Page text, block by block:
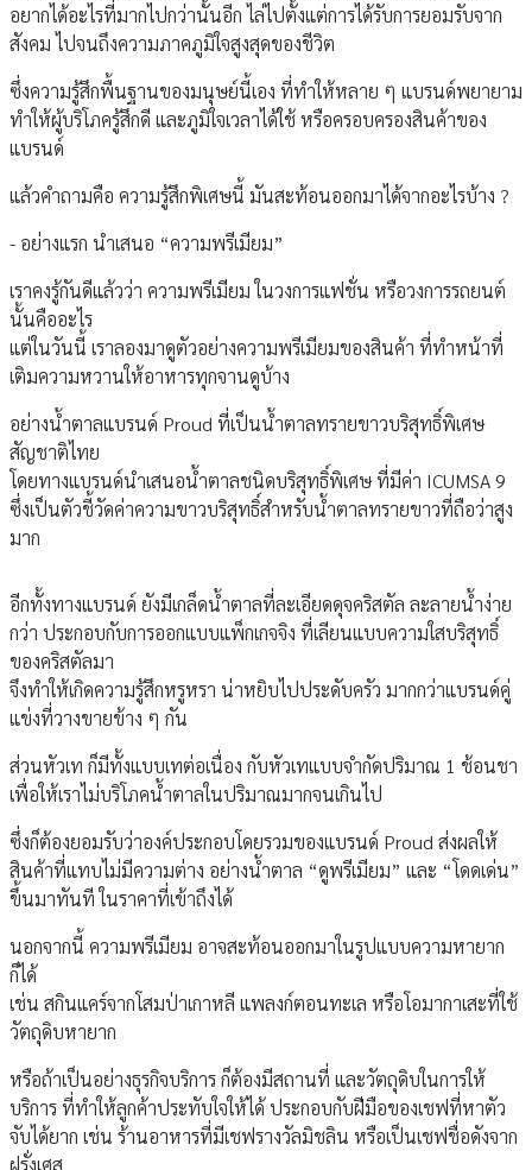
อยากได้อะไรที่มากไปกว่านั้นอีก ไล่ไปตั้งแต่การได้รับการยอมรับจาก
สังคม ไปจนถึงความภาคภูมิใจสูงสุดของชีวิต
ซึ่งความรู้สึกพื้นฐานของมนุษย์นี้เอง ที่ทำให้หลาย ๆ แบรนด์พยายาม
ทำให้ผู้บริโภครู้สึกดี และภูมิใจเวลาได้ใช้ หรือครอบครองสินค้าของ
แบรนด์
แล้วคำถามคือ ความรู้สึกพิเศษนี้ มันสะท้อนออกมาได้จากอะไรบ้าง ?
- อย่างแรก นำเสนอ “ความพรีเมียม”
เราคงรู้กันดีแล้วว่า ความพรีเมียม ในวงการแฟชั่น หรือวงการรถยนต์
นั้นคืออะไร
แต่ในวันนี้ เราลองมาดูตัวอย่างความพรีเมียมของสินค้า ที่ทำหน้าที่
เติมความหวานให้อาหารทุกจานดูบ้าง
อย่างน้ำตาลแบรนด์ Proud ที่เป็นน้ำตาลทรายขาวบริสุทธิ์พิเศษ
สัญชาติไทย
โดยทางแบรนด์นำเสนอน้ำตาลชนิดบริสุทธิ์พิเศษ ที่มีค่า ICUMSA 9
ซึ่งเป็นตัวชี้วัดค่าความขาวบริสุทธิ์สำหรับน้ำตาลทรายขาวที่ถือว่าสูง
มาก
อีกทั้งทางแบรนด์ ยังมีเกล็ดน้ำตาลที่ละเอียดดุจคริสตัล ละลายน้ำง่าย
กว่า ประกอบกับการออกแบบแพ็กเกจจิง ที่เลียนแบบความใสบริสุทธิ์
ของคริสตัลมา
จึงทำให้เกิดความรู้สึกหรูหรา น่าหยิบไปประดับครัว มากกว่าแบรนด์คู่
แข่งที่วางขายข้าง ๆ กัน
ส่วนหัวเท ก็มีทั้งแบบเทต่อเนื่อง กับหัวเทแบบจำกัดปริมาณ 1 ช้อนชา
เพื่อให้เราไม่บริโภคน้ำตาลในปริมาณมากจนเกินไป
ซึ่งก็ต้องยอมรับว่าองค์ประกอบโดยรวมของแบรนด์ Proud ส่งผลให้
สินค้าที่แทบไม่มีความต่าง อย่างน้ำตาล “ดูพรีเมียม” และ “โดดเด่น”
ขึ้นมาทันที ในราคาที่เข้าถึงได้
นอกจากนี้ ความพรีเมียม อาจสะท้อนออกมาในรูปแบบความหายาก
ก็ได้
เช่น สกินแคร์จากโสมป่าเกาหลี แพลงก์ตอนทะเล หรือโอมากาเสะที่ใช้
วัตถุดิบหายาก
หรือถ้าเป็นอย่างธุรกิจบริการ ก็ต้องมีสถานที่ และวัตถุดิบในการให้
บริการ ที่ทำให้ลูกค้าประทับใจให้ได้ ประกอบกับฝีมือของเชฟที่หาตัว
จับได้ยาก เช่น ร้านอาหารที่มีเชฟรางวัลมิชลิน หรือเป็นเชฟชื่อดังจาก
ฝรั่งเศส